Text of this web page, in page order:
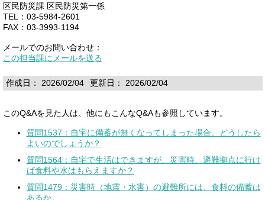
区民防災課 区民防災第一係
TEL：03-5984-2601
FAX：03-3993-1194
メールでのお問い合わせ：
この担当課にメールを送る
作成日： 2026/02/04 更新日： 2026/02/04
このQ&Aを見た人は、他にもこんなQ&Aも参照しています。
質問1537：自宅に備蓄が無くなってしまった場合、どうしたら
よいのでしょうか？
質問1564：自宅で生活はできますが、災害時、避難拠点に行け
ば食料や水はもらえますか？
質問1479：災害時（地震・水害）の避難所には、食料の備蓄は
あるか。